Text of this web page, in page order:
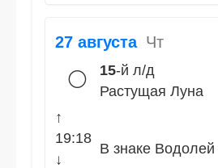
27 августа Чт
🌕 15-й л/д
Растущая Луна
↑
19:18
↓
В знаке Водолей